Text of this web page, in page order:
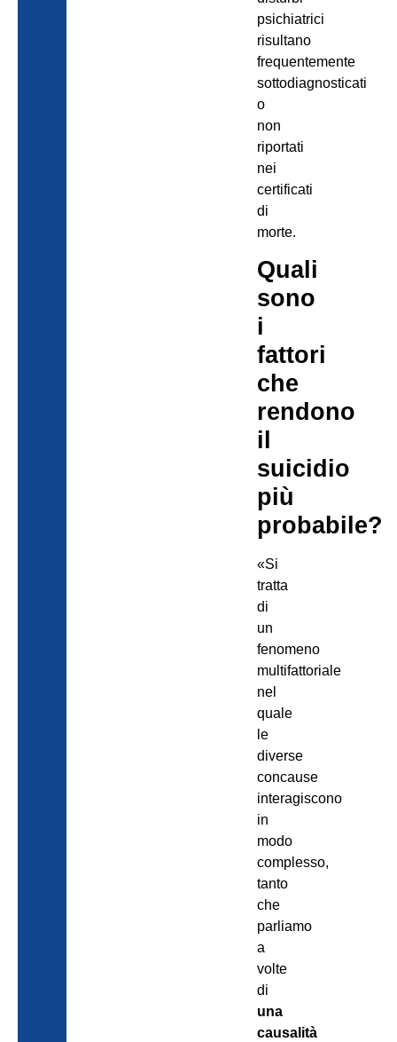
psichiatrici
risultano
frequentemente
sottodiagnosticati
o
non
riportati
nei
certificati
di
morte.
Quali
sono
i
fattori
che
rendono
il
suicidio
più
probabile?
«Si
tratta
di
un
fenomeno
multifattoriale
nel
quale
le
diverse
concause
interagiscono
in
modo
complesso,
tanto
che
parliamo
a
volte
di
una
causalità